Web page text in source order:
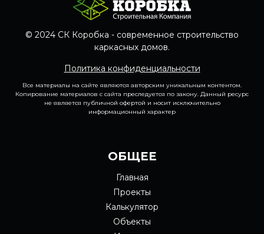
© 2024 СК Коробка - современное строительство
каркасных домов.
Политика конфиденциальности
Все материалы на сайте являются авторским уникальным контентом.
Копирование материалов с сайта преследуется по закону. Данный ресурс
не является публичной офертой и носит исключительно
информационный характер
ОБЩЕЕ
Главная
Проекты
Калькулятор
Объекты